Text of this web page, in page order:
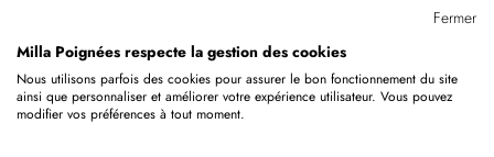
Copyright © 2026MILLA POIGNEESTous droits réservés.
Fermer
Milla Poignées respecte la gestion des cookies
Nous utilisons parfois des cookies pour assurer le bon fonctionnement du site
ainsi que personnaliser et améliorer votre expérience utilisateur. Vous pouvez
modifier vos préférences à tout moment.